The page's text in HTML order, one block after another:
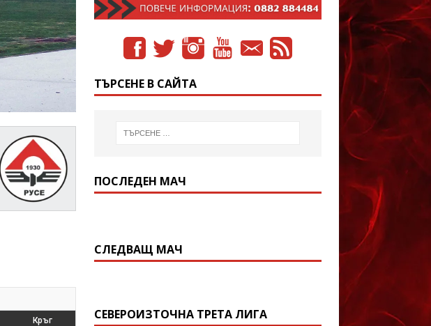
Кръг
ТЪРСЕНЕ В САЙТА
ПОСЛЕДЕН МАЧ
СЛЕДВАЩ МАЧ
СЕВЕРОИЗТОЧНА ТРЕТА ЛИГА